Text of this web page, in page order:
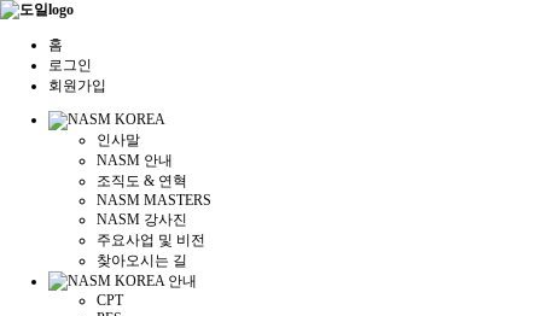
홈
로그인
회원가입
인사말
NASM 안내
조직도 & 연혁
NASM MASTERS
NASM 강사진
주요사업 및 비전
찾아오시는 길
CPT